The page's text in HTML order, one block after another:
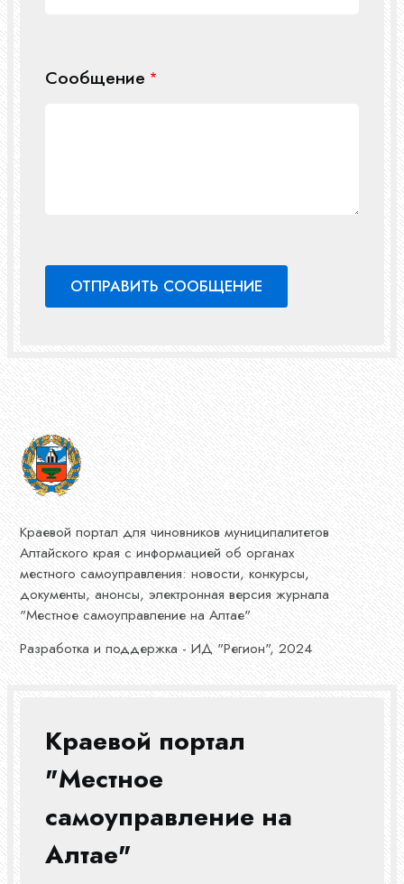
Сообщение
Краевой портал для чиновников муниципалитетов
Алтайского края с информацией об органах
местного самоуправления: новости, конкурсы,
документы, анонсы, электронная версия журнала
"Местное самоуправление на Алтае"
Разработка и поддержка - ИД "Регион", 2024
Краевой портал
"Местное
самоуправление на
Алтае"